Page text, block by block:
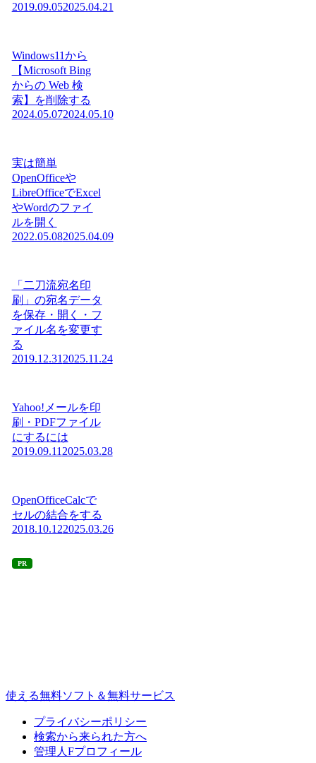
2019.09.052025.04.21
Windows11から
【Microsoft Bing
からの Web 検
索】を削除する
2024.05.072024.05.10
実は簡単
OpenOfficeや
LibreOfficeでExcel
やWordのファイ
ルを開く
2022.05.082025.04.09
「二刀流宛名印
刷」の宛名データ
を保存・開く・フ
ァイル名を変更す
る
2019.12.31 2025.11.24
Yahoo!メールを印
刷・PDFファイル
にするには
2019.09.11 2025.03.28
OpenOfficeCalcで
セルの結合をする
2018.10.122025.03.26
PR
使える無料ソフト＆無料サービス
プライバシーポリシー
検索から来られた方へ
管理人Fプロフィール